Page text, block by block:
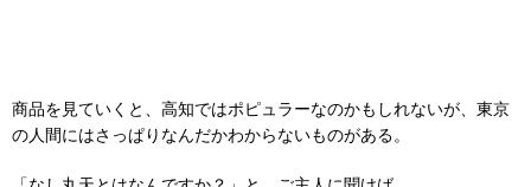
商品を見ていくと、高知ではポピュラーなのかもしれないが、東京
の人間にはさっぱりなんだかわからないものがある。